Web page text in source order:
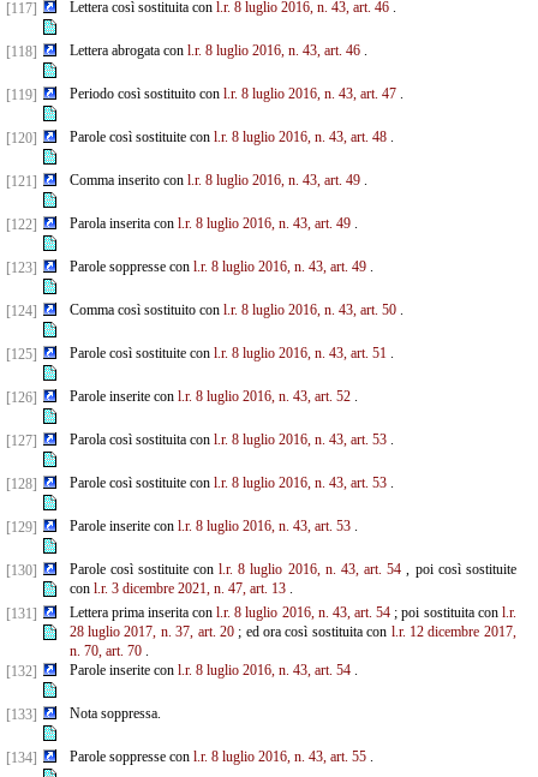
[117] Lettera così sostituita con l.r. 8 luglio 2016, n. 43, art. 46.
[118] Lettera abrogata con l.r. 8 luglio 2016, n. 43, art. 46.
[119] Periodo così sostituito con l.r. 8 luglio 2016, n. 43, art. 47.
[120] Parole così sostituite con l.r. 8 luglio 2016, n. 43, art. 48.
[121] Comma inserito con l.r. 8 luglio 2016, n. 43, art. 49.
[122] Parola inserita con l.r. 8 luglio 2016, n. 43, art. 49.
[123] Parole soppresse con l.r. 8 luglio 2016, n. 43, art. 49.
[124] Comma così sostituito con l.r. 8 luglio 2016, n. 43, art. 50.
[125] Parole così sostituite con l.r. 8 luglio 2016, n. 43, art. 51.
[126] Parole inserite con l.r. 8 luglio 2016, n. 43, art. 52.
[127] Parola così sostituita con l.r. 8 luglio 2016, n. 43, art. 53.
[128] Parole così sostituite con l.r. 8 luglio 2016, n. 43, art. 53.
[129] Parole inserite con l.r. 8 luglio 2016, n. 43, art. 53.
[130] Parole così sostituite conl.r. 8 luglio 2016, n. 43, art. 54 , poi così sostituite
con l.r. 3 dicembre 2021, n. 47, art. 13.
[131]
Lettera prima inserita conl.r. 8 luglio 2016, n. 43, art. 54 ; poi sostituita con l.r.
28 luglio 2017, n. 37, art. 20; ed ora così sostituita con l.r. 12 dicembre 2017,
n. 70, art. 70.
[132]
Parole inserite con l.r. 8 luglio 2016, n. 43, art. 54.
[133] Nota soppressa.
[134] Parole soppresse con l.r. 8 luglio 2016, n. 43, art. 55.